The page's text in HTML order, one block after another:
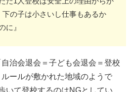
の子は小さいし仕事もあるか
に』
治会退会＝子ども会退会＝登校
ールが敷かれた地域のようで
いて登校するのはNGとしてい